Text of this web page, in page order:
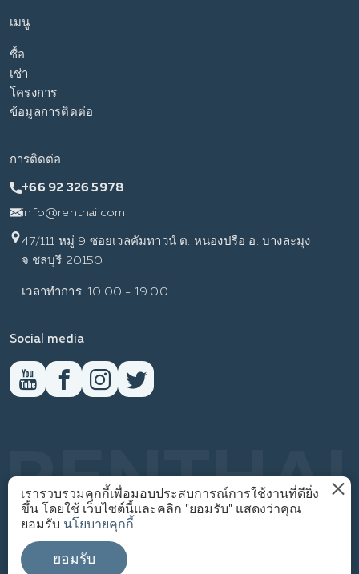
เมนู
ซื้อ
เช่า
โครงการ
ข้อมูลการติดต่อ
การติดต่อ
+66 92 326 5978
info@renthai.com
47/111 หมู่ 9 ซอยเวลคัมทาวน์ ต. หนองปรือ อ. บางละมุง
จ.ชลบุรี 20150
เวลาทำการ: 10:00 - 19:00
Social media
RENTHAI
นโยบายความเป็นส่วนตัว
เรารวบรวมคุกกี้เพื่อมอบประสบการณ์การใช้งานที่ดียิ่ง
ขึ้น โดยใช้ เว็บไซต์นี้และคลิก "ยอมรับ" แสดงว่าคุณ
ยอมรับ นโยบายคุกกี้
ยอมรับ